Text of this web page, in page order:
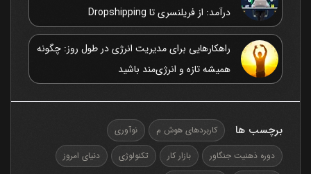
درآمد: از فریلنسری تا Dropshipping
راهکارهایی برای مدیریت انرژی در طول روز: چگونه
همیشه تازه و انرژی‌مند باشید
برچسب ها کاربردهای هوش م
نوآوری
دوره ذهنیت جنگاور
بازار کار تکنولوژی
دنیای امروز